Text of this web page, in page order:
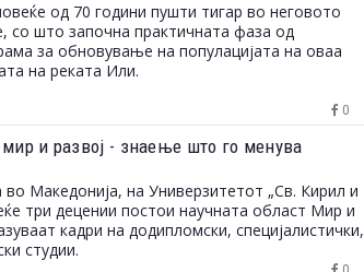
од 70 години пушти тигар во неговото
со што започна практичната фаза од
за обновување на популацијата на оваа
на реката Или.
0
и развој - знаење што го менува
Македонија, на Универзитетот „Св. Кирил и
три децении постои научната област Мир и
кадри на додипломски, специјалистички,
студии.